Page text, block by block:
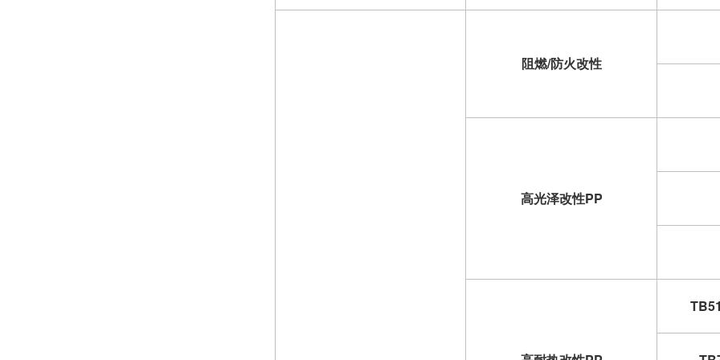
阻燃/防火改性
高光泽改性PP